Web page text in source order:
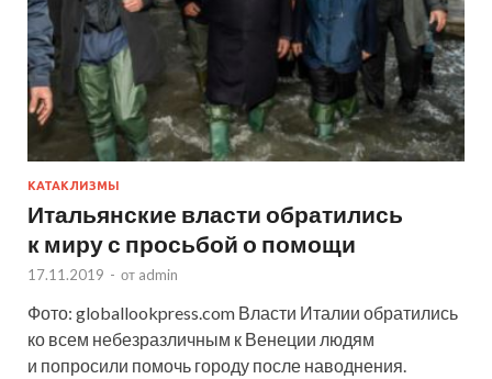
КАТАКЛИЗМЫ
Итальянские власти обратились
к миру с просьбой о помощи
17.11.2019 - от admin
Фото: globallookpress.com Власти Италии обратились
ко всем небезразличным к Венеции людям
и попросили помочь городу после наводнения.